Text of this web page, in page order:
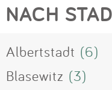
NACH
Albertstadt (6)
Blasewitz (3)